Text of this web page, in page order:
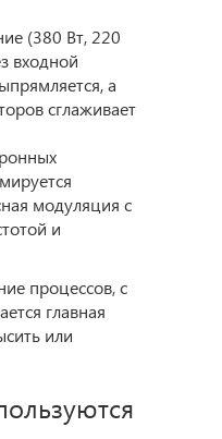
(380 Вт, 220
входной
а
сглаживает
модуляция с
и
процессов, с
главная
или